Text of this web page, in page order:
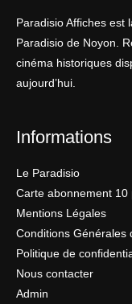
Paradisio Affiches est
Paradisio de Noyon.
cinéma historiques
aujourd’hui.
Informations
Le Paradisio
Carte abonnement 10
Mentions Légales
Conditions Générales
Politique de
Nous contacter
Admin